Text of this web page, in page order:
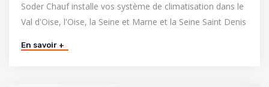
Soder Chauf installe vos système de climatisation dans le
Val d'Oise, l'Oise, la Seine et Marne et la Seine Saint Denis
En savoir +